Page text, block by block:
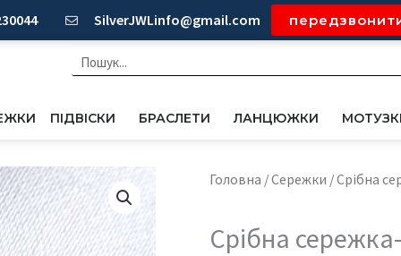
SilverJWLinfo@gmail.com
Пошук
ПІДВІСКИ БРАСЛЕТИ ЛАНЦЮЖКИ
Головна /Сережки / Срібна
Срібна